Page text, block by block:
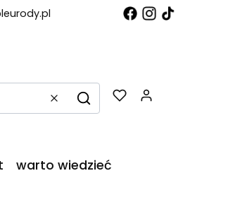
WyczyśćSzukaj
warto wiedzieć